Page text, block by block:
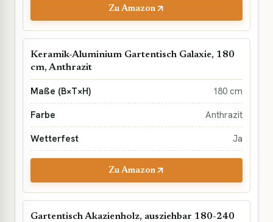
Zu Amazon
Keramik-Aluminium Gartentisch Galaxie, 180
cm, Anthrazit
180 cm
Anthrazit
Ja
Zu Amazon
Gartentisch Akazienholz, ausziehbar 180-240